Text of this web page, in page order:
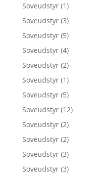
Soveudstyr (1)
Soveudstyr (3)
Soveudstyr (5)
Soveudstyr (4)
Soveudstyr (2)
Soveudstyr (1)
Soveudstyr (5)
Soveudstyr (12)
Soveudstyr (2)
Soveudstyr (2)
Soveudstyr (3)
Soveudstyr (3)